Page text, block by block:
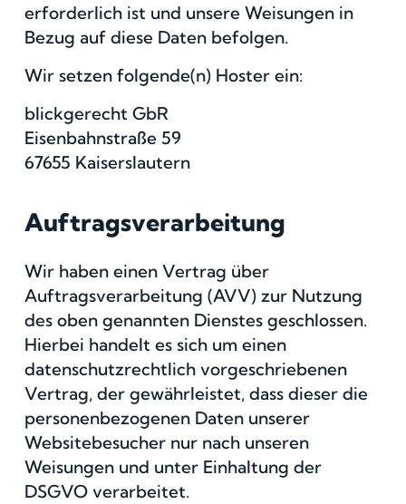
erforderlich ist und unsere Weisungen in
Bezug auf diese Daten befolgen.
Wir setzen folgende(n) Hoster ein:
blickgerecht GbR
Eisenbahnstraße 59
67655 Kaiserslautern
Auftragsverarbeitung
Wir haben einen Vertrag über
Auftragsverarbeitung (AVV) zur Nutzung
des oben genannten Dienstes geschlossen.
Hierbei handelt es sich um einen
datenschutzrechtlich vorgeschriebenen
Vertrag, der gewährleistet, dass dieser die
personenbezogenen Daten unserer
Websitebesucher nur nach unseren
Weisungen und unter Einhaltung der
DSGVO verarbeitet.